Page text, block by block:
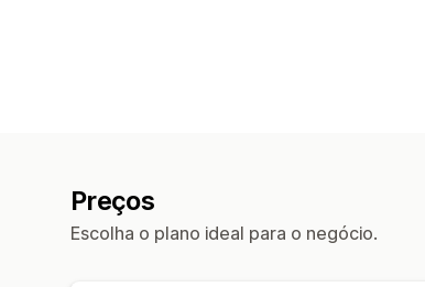
Preços
Escolha o plano ideal para o negócio.